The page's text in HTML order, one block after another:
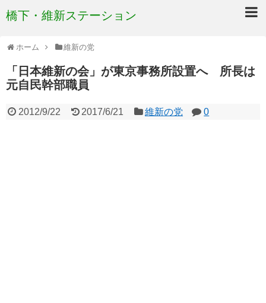
橋下・維新ステーション
ホーム 維新の党
「日本維新の会」が東京事務所設置へ 所長は
元自民幹部職員
2012/9/22 2017/6/21 維新の党 0